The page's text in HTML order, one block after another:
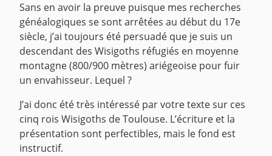
Sans en avoir la preuve puisque mes recherches
généalogiques se sont arrêtées au début du 17e
siècle, j’ai toujours été persuadé que je suis un
descendant des Wisigoths réfugiés en moyenne
montagne (800/900 mètres) ariégeoise pour fuir
un envahisseur. Lequel ?
J’ai donc été très intéressé par votre texte sur ces
cinq rois Wisigoths de Toulouse. L’écriture et la
présentation sont perfectibles, mais le fond est
instructif.